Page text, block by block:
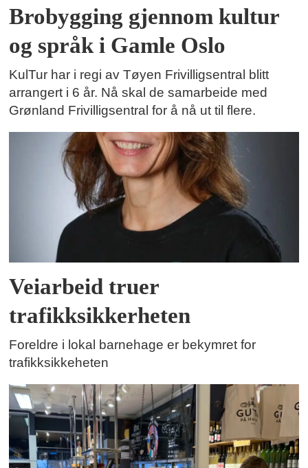
Brobygging gjennom kultur
og språk i Gamle Oslo
KulTur har i regi av Tøyen Frivilligsentral blitt
arrangert i 6 år. Nå skal de samarbeide med
Grønland Frivilligsentral for å nå ut til flere.
Veiarbeid truer
trafikksikkerheten
Foreldre i lokal barnehage er bekymret for
trafikksikkeheten